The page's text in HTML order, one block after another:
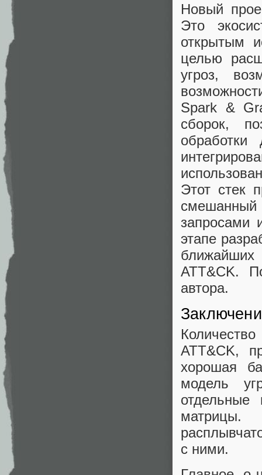
Новый
Это
открытым
целью
угроз,
Spark &
сборок,
Этот стек
смешанный
запросами
этапе
ATT&CK.
автора.
ATT&CK,
хорошая
модель
отдельные
с ними.